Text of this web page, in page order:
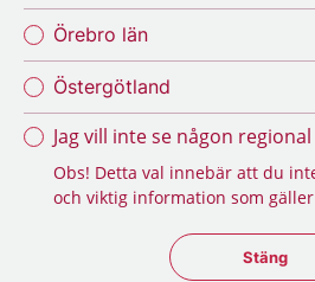
Örebro län
Östergötland
Jag vill inte se någon
Obs! Detta val innebär att du
och viktig information som
Stäng
Stäng